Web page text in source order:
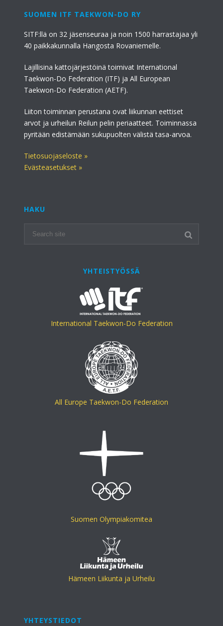
SUOMEN ITF TAEKWON-DO RY
SITF:llä on 32 jäsenseuraa ja noin 1500 harrastajaa yli
40 paikkakunnalla Hangosta Rovaniemelle.
Lajillisina kattojärjestöinä toimivat International
Taekwon-Do Federation (ITF) ja All European
Taekwon-Do Federation (AETF).
Liiton toiminnan perustana ovat liikunnan eettiset
arvot ja urheilun Reilun pelin periaatteet. Toiminnassa
pyritään edistämään sukupuolten välistä tasa-arvoa.
Tietosuojaseloste »
Evästeasetukset »
HAKU
YHTEISTYÖSSÄ
International Taekwon-Do Federation
All Europe Taekwon-Do Federation
Suomen Olympiakomitea
Hämeen Liikunta ja Urheilu
YHTEYSTIEDOT